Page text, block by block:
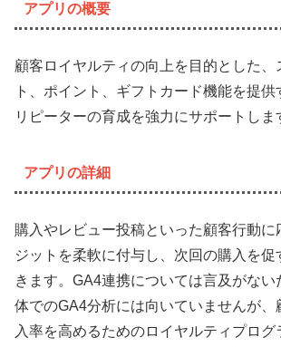
アプリの概要
顧客ロイヤルティの向上を目的とした、
ト、ポイント、ギフトカード機能を提供
リピーターの育成を強力にサポートしま
アプリの詳細
購入やレビュー投稿といった顧客行動に
ジットを柔軟に付与し、次回の購入を
きます。GA4連携については言及がな
体でのGA4分析には向いていませんが、
入率を高めるためのロイヤルティプログ